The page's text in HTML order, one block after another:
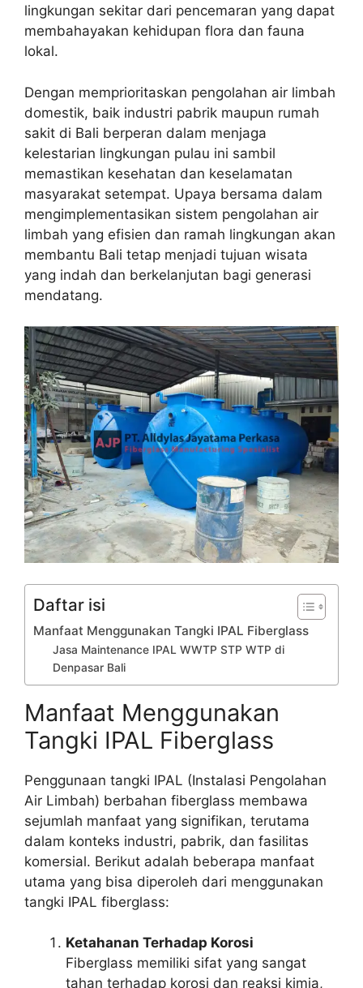
lingkungan sekitar dari pencemaran yang dapat
membahayakan kehidupan flora dan fauna
lokal.
Dengan memprioritaskan pengolahan air limbah
domestik, baik industri pabrik maupun rumah
sakit di Bali berperan dalam menjaga
kelestarian lingkungan pulau ini sambil
memastikan kesehatan dan keselamatan
masyarakat setempat. Upaya bersama dalam
mengimplementasikan sistem pengolahan air
limbah yang efisien dan ramah lingkungan akan
membantu Bali tetap menjadi tujuan wisata
yang indah dan berkelanjutan bagi generasi
mendatang.
Daftar isi
Manfaat Menggunakan Tangki IPAL Fiberglass
Jasa Maintenance IPAL WWTP STP WTP di
Denpasar Bali
Manfaat Menggunakan
Tangki IPAL Fiberglass
Penggunaan tangki IPAL (Instalasi Pengolahan
Air Limbah) berbahan fiberglass membawa
sejumlah manfaat yang signifikan, terutama
dalam konteks industri, pabrik, dan fasilitas
komersial. Berikut adalah beberapa manfaat
utama yang bisa diperoleh dari menggunakan
tangki IPAL fiberglass:
Ketahanan Terhadap Korosi
Fiberglass memiliki sifat yang sangat
tahan terhadap korosi dan reaksi kimia,